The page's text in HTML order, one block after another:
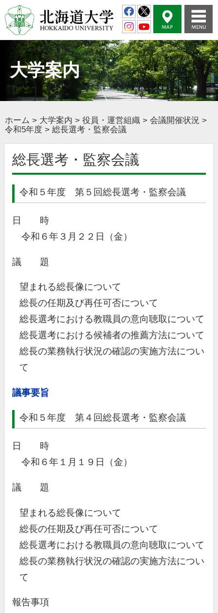
大学案内
ホーム > 大学案内 > 役員・運営組織 > 会議開催状況 >
令和5年度 > 総長選考・監察会議
総長選考・監察会議
令和５年度 第５回総長選考・監察会議
日 時
令和６年３月２２日（金）
議 題
望まれる総長像について
総長の任期及び再任可否について
総長選考における教職員の意向聴取について
総長選考における候補者の推薦方法について
総長の業務執行状況の確認の実施方法につい
て
議事要旨
令和５年度 第４回総長選考・監察会議
日 時
令和６年１月１９日（金）
議 題
望まれる総長像について
総長の任期及び再任可否について
総長選考における教職員の意向聴取について
総長の業務執行状況の確認の実施方法につい
て
報告事項